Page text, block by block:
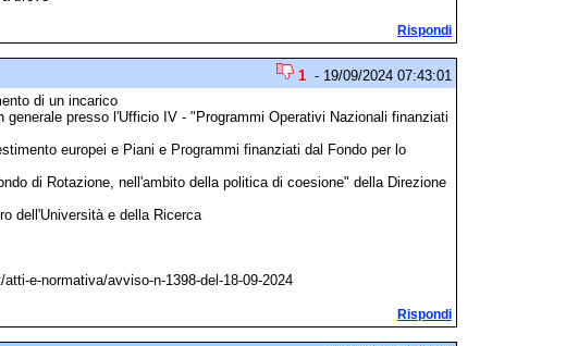
Rispondi
1 - 19/09/2024 07:43:01
di un incarico
generale presso l'Ufficio IV - "Programmi Operativi Nazionali finanziati
europei e Piani e Programmi finanziati dal Fondo per lo
di Rotazione, nell'ambito della politica di coesione" della Direzione
dell'Università e della Ricerca
e-normativa/avviso-n-1398-del-18-09-2024
Rispondi